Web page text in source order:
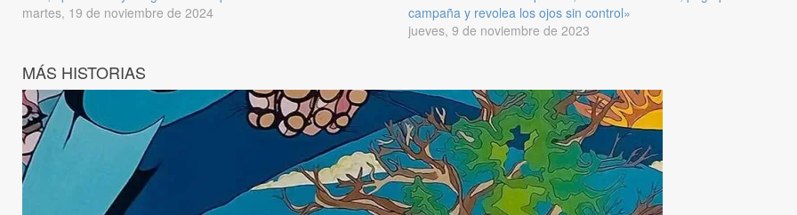
martes, 19 de noviembre de 2024
campaña y revolea los ojos sin control»
jueves, 9 de noviembre de 2023
MÁS HISTORIAS